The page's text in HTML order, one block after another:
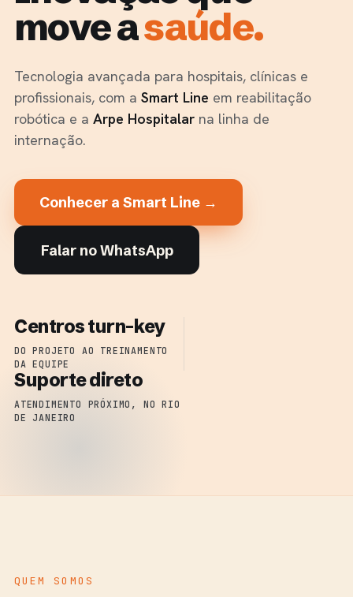
move asaúde.
Tecnologia avançada para hospitais, clínicas e
profissionais, com a Smart Line em reabilitação
robótica e a Arpe Hospitalar na linha de
internação.
Conhecer a Smart Line →
Falar no WhatsApp
Centros turn-key
DO PROJETO AO TREINAMENTO
DA EQUIPE
Suporte direto
ATENDIMENTO PRÓXIMO, NO RIO
DE JANEIRO
QUEM SOMOS